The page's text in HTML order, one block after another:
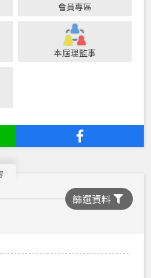
各委員會會議記錄
各委員會會議記錄
會員專區
本屆理監事
篩選資料